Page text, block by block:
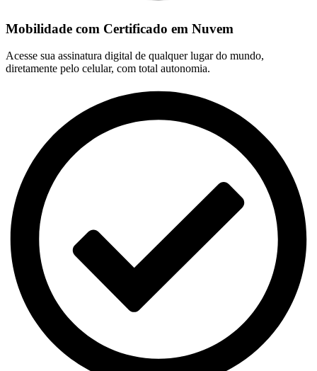
Mobilidade com Certificado em Nuvem
Acesse sua assinatura digital de qualquer lugar do mundo,
diretamente pelo celular, com total autonomia.